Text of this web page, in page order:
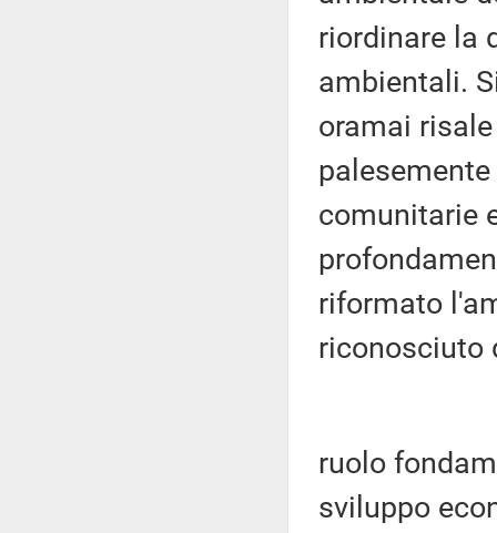
riordinare la
ambientali.
oramai
comunitarie
riformato
riconosciuto
ruolo
sviluppo